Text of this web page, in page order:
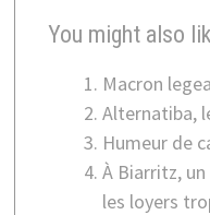
You might also
Macron
Alternatiba,
Humeur de
À Biarritz,
les loyers